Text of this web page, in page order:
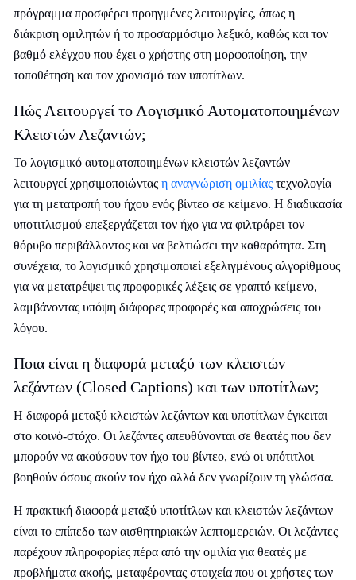
πρόγραμμα προσφέρει προηγμένες λειτουργίες, όπως η
διάκριση ομιλητών ή το προσαρμόσιμο λεξικό, καθώς και τον
βαθμό ελέγχου που έχει ο χρήστης στη μορφοποίηση, την
τοποθέτηση και τον χρονισμό των υποτίτλων.
Πώς Λειτουργεί το Λογισμικό Αυτοματοποιημένων
Κλειστών Λεζαντών;
Το λογισμικό αυτοματοποιημένων κλειστών λεζαντών
λειτουργεί χρησιμοποιώντας η αναγνώριση ομιλίας τεχνολογία
για τη μετατροπή του ήχου ενός βίντεο σε κείμενο. Η διαδικασία
υποτιτλισμού επεξεργάζεται τον ήχο για να φιλτράρει τον
θόρυβο περιβάλλοντος και να βελτιώσει την καθαρότητα. Στη
συνέχεια, το λογισμικό χρησιμοποιεί εξελιγμένους αλγορίθμους
για να μετατρέψει τις προφορικές λέξεις σε γραπτό κείμενο,
λαμβάνοντας υπόψη διάφορες προφορές και αποχρώσεις του
λόγου.
Ποια είναι η διαφορά μεταξύ των κλειστών
λεζάντων (Closed Captions) και των υποτίτλων;
Η διαφορά μεταξύ κλειστών λεζάντων και υποτίτλων έγκειται
στο κοινό-στόχο. Οι λεζάντες απευθύνονται σε θεατές που δεν
μπορούν να ακούσουν τον ήχο του βίντεο, ενώ οι υπότιτλοι
βοηθούν όσους ακούν τον ήχο αλλά δεν γνωρίζουν τη γλώσσα.
Η πρακτική διαφορά μεταξύ υποτίτλων και κλειστών λεζάντων
είναι το επίπεδο των αισθητηριακών λεπτομερειών. Οι λεζάντες
παρέχουν πληροφορίες πέρα από την ομιλία για θεατές με
προβλήματα ακοής, μεταφέροντας στοιχεία που οι χρήστες των